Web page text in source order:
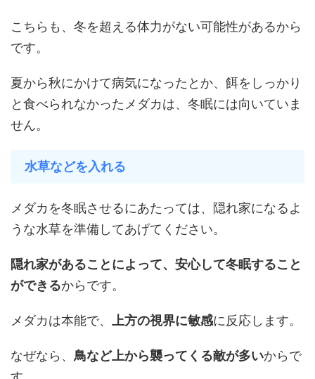
こちらも、冬を超える体力がない可能性があるから
です。
夏から秋にかけて病気になったとか、餌をしっかり
と食べられなかったメダカは、冬眠には向いていま
せん。
水草などを入れる
メダカを冬眠させるにあたっては、隠れ家になるよ
うな水草を準備してあげてください。
隠れ家があることによって、安心して冬眠すること
ができるからです。
メダカは本能で、 上方の視界に敏感に反応します。
なぜなら、 鳥など上から襲ってくる敵が多いからで